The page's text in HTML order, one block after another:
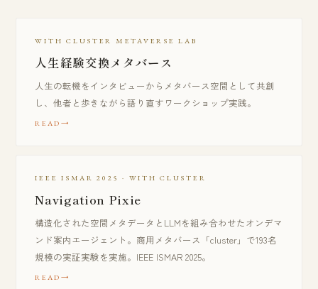
WITH CLUSTER METAVERSE LAB
人生経験交換メタバース
人生の転機をインタビューからメタバース空間として共創
し、他者と歩きながら語り直すワークショップ実践。
READ
IEEE ISMAR 2025 · WITH CLUSTER
Navigation Pixie
構造化された空間メタデータとLLMを組み合わせたオンデマ
ンド案内エージェント。商用メタバース「cluster」で193名
規模の実証実験を実施。IEEE ISMAR 2025。
READ